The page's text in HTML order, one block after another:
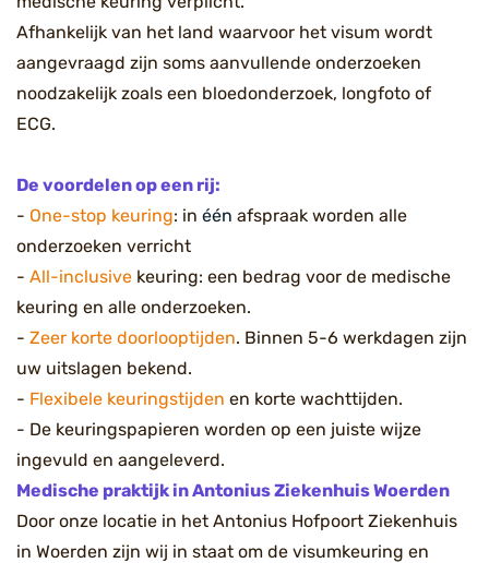
Afhankelijk van het land waarvoor het visum wordt
aangevraagd zijn soms aanvullende onderzoeken
noodzakelijk zoals een bloedonderzoek, longfoto of
ECG.
De voordelen op een rij:
- One-stop keuring: in één afspraak worden alle
onderzoeken verricht
- All-inclusive keuring: een bedrag voor de medische
keuring en alle onderzoeken.
- Zeer korte doorlooptijden. Binnen 5-6 werkdagen zijn
uw uitslagen bekend.
- Flexibele keuringstijden en korte wachttijden.
- De keuringspapieren worden op een juiste wijze
ingevuld en aangeleverd.
Medische praktijk in Antonius Ziekenhuis Woerden
Door onze locatie in het Antonius Hofpoort Ziekenhuis
in Woerden zijn wij in staat om de visumkeuring en